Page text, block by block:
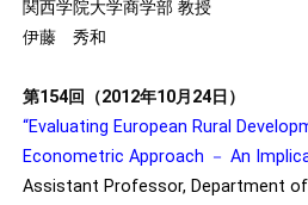
関西学院大学商学部 教授
伊藤 秀和
第154回（2012年10月24日）
“Evaluating European Rural
Econometric Approach － An
Assistant Professor, Department